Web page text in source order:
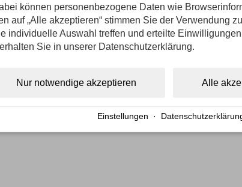
Hauses. Die separate Küche ist mit Spülmaschine,
Handmixer ausgestattet. Im Wohnzimmer befindet
Möglichkeit in getrennten Räumen zu schlafen Im
WLAN und Gratis Nutzung von Telefon (dt.
für 2 Personen und Blick auf den Schattenberg.
können personenbezogene Daten wie
auf „Alle akzeptieren“ stimmen Sie der Verwendung
individuelle Auswahl treffen und erteilte
Sie in unserer Datenschutzerklärung.
Alle
Nur notwendige akzeptieren
Einstellungen ·